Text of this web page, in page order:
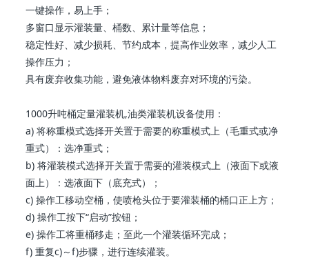
一键操作，易上手；
多窗口显示灌装量、桶数、累计量等信息；
稳定性好、减少损耗、节约成本，提高作业效率，减少人工
操作压力；
具有废弃收集功能，避免液体物料废弃对环境的污染。
1000升吨桶定量灌装机,油类灌装机设备使用：
a) 将称重模式选择开关置于需要的称重模式上（毛重式或净
重式）：选净重式；
b) 将灌装模式选择开关置于需要的灌装模式上（液面下或液
面上）：选液面下（底充式）；
c) 操作工移动空桶，使喷枪头位于要灌装桶的桶口正上方；
d) 操作工按下“启动”按钮；
e) 操作工将重桶移走；至此一个灌装循环完成；
f) 重复c)～f)步骤，进行连续灌装。